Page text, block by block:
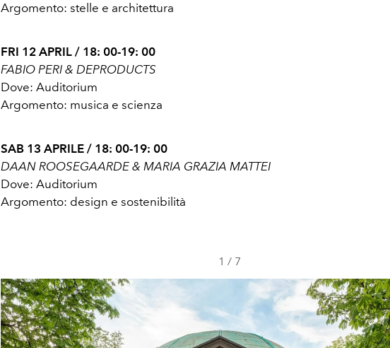
Argomento: stelle e architettura
FRI 12 APRIL / 18: 00-19: 00
FABIO PERI & DEPRODUCTS
Dove: Auditorium
Argomento: musica e scienza
SAB 13 APRILE / 18: 00-19: 00
DAAN ROOSEGAARDE & MARIA GRAZIA MATTEI
Dove: Auditorium
Argomento: design e sostenibilità
1 / 7